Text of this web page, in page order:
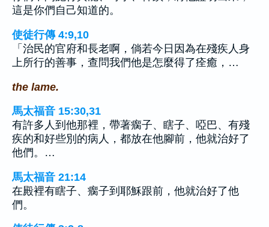
這是你們自己知道的。
使徒行傳 4:9,10
「治民的官府和長老啊，倘若今日因為在殘疾人身
上所行的善事，查問我們他是怎麼得了痊癒，…
the lame.
馬太福音 15:30,31
有許多人到他那裡，帶著瘸子、瞎子、啞巴、有殘
疾的和好些別的病人，都放在他腳前，他就治好了
他們。…
馬太福音 21:14
在殿裡有瞎子、瘸子到耶穌跟前，他就治好了他
們。